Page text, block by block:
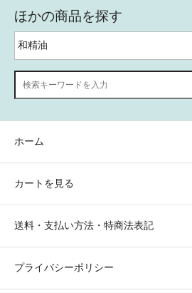
ほかの商品を探す
ホーム
カートを見る
送料・支払い方法・特商法表記
プライバシーポリシー